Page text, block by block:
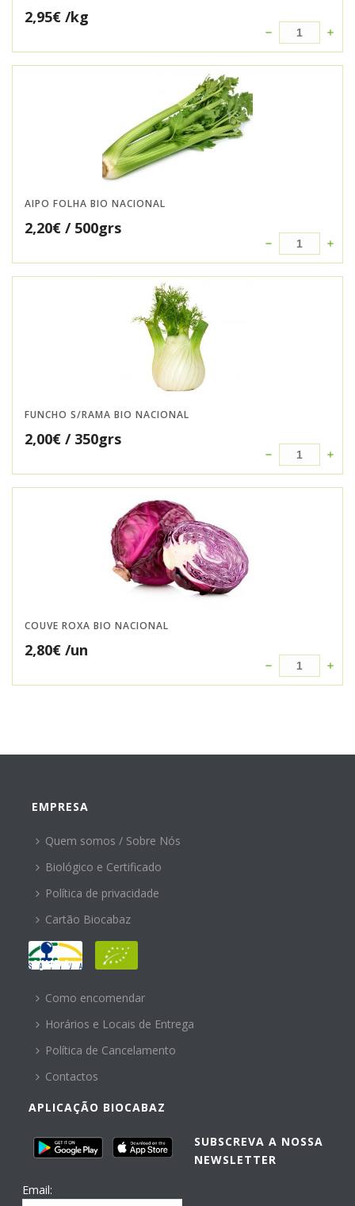
2,95€ /kg
AIPO FOLHA BIO NACIONAL
2,20€ / 500grs
FUNCHO S/RAMA BIO NACIONAL
2,00€ / 350grs
COUVE ROXA BIO NACIONAL
2,80€ /un
EMPRESA
Quem somos / Sobre Nós
Biológico e Certificado
Política de privacidade
Cartão Biocabaz
AJUDA
Como encomendar
Horários e Locais de Entrega
Política de Cancelamento
Contactos
APLICAÇÃO BIOCABAZ
SUBSCREVA A NOSSA
NEWSLETTER
Email: